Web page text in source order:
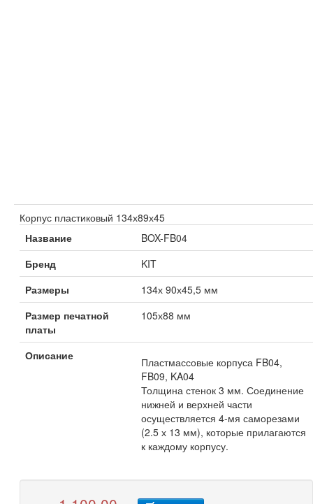
Корпус пластиковый 134х89х45
Название
BOX-FB04
Бренд
KIT
Размеры
134х 90х45,5 мм
Размер печатной
платы
105х88 мм
Описание
Пластмассовые корпуса FB04,
FB09, KA04
Толщина стенок 3 мм. Соединение
нижней и верхней части
осуществляется 4-мя саморезами
(2.5 х 13 мм), которые прилагаются
к каждому корпусу.